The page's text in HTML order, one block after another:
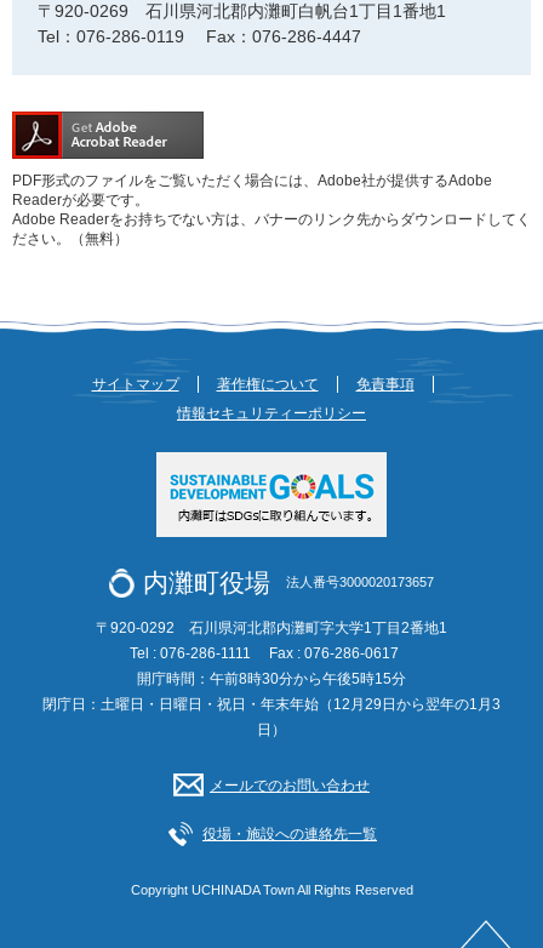
〒920-0269
石川県河北郡内灘町白帆台1丁目1番地1
Tel：076-286-0119
Fax：076-286-4447
PDF形式のファイルをご覧いただく場合には、Adobe社が提供するAdobe
Readerが必要です。
Adobe Readerをお持ちでない方は、バナーのリンク先からダウンロードしてく
ださい。（無料）
サイトマップ 著作権について
免責事項
情報セキュリティーポリシー
内灘町役場 法人番号3000020173657
〒920-0292 石川県河北郡内灘町字大学1丁目2番地1
Tel : 076-286-1111
Fax : 076-286-0617
開庁時間：午前8時30分から午後5時15分
閉庁日：土曜日・日曜日・祝日・年末年始（12月29日から翌年の1月3
日）
メールでのお問い合わせ
役場・施設への連絡先一覧
Copyright UCHINADA Town All Rights Reserved